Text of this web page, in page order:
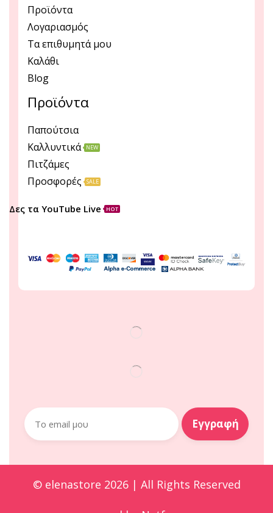
Προϊόντα
Λογαριασμός
Τα επιθυμητά μου
Καλάθι
Blog
Προϊόντα
Παπούτσια
Καλλυντικά
NEW
Πιτζάμες
Προσφορές
SALE
Δες τα YouTube Live HOT
© elenastore 2026 | All Rights Reserved